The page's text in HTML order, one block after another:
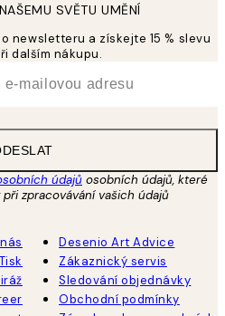
SVĚTU UMĚNÍ
newsletteru a získejte 15 % slevu
dalším nákupu.
údajů osobních údajů, které
zpracovávání vašich údajů
Tisk
Desenio Art Advice
Zákaznický servis
Sledování objednávky
Obchodní podmínky